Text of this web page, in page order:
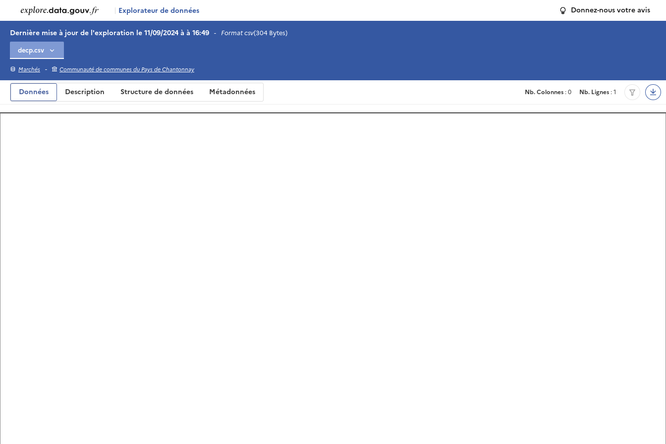
| Explorateur de données Donnez-nous votre avis
Dernière mise à jour de l'exploration le 11/09/2024 à à 16:49 - Format csv(304 Bytes)
Marchés - Communauté de communes du Pays de Chantonnay
Nb. Colonnes : 0 Nb. Lignes : 1
Données Description Structure de données Métadonnées